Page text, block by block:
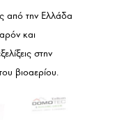
από την Ελλάδα
και
στην
βιοαερίου.